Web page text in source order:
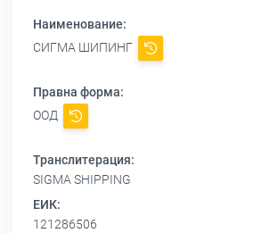
Наименование:
СИГМА ШИПИНГ
Правна форма:
ООД
Транслитерация:
SIGMA SHIPPING
ЕИК:
121286506